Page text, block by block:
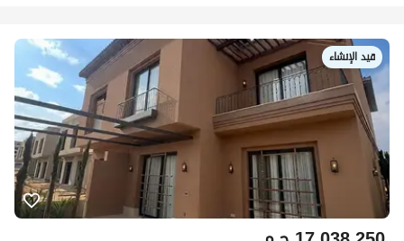
قيد الإنشاء